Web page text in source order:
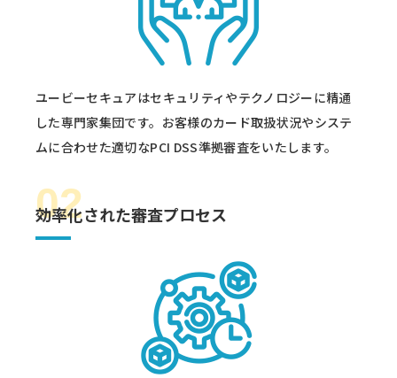
ユービーセキュアはセキュリティやテクノロジーに精通
した専門家集団です。お客様のカード取扱状況やシステ
ムに合わせた適切なPCI DSS準拠審査をいたします。
02
効率化された審査プロセス